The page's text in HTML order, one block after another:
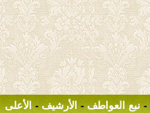
- نبع العواطف - الأرشيف - الأعلى